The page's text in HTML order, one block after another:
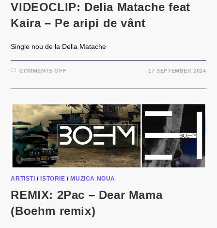
VIDEOCLIP: Delia Matache feat
Kaira – Pe aripi de vânt
Single nou de la Delia Matache
COMMENTS OFFON
MATACHE
–
PE
ARIPI
DE
VÂNT
17 SEPTEMBER 2014
ARTISTI / ISTORIE / MUZICA NOUA
REMIX: 2Pac – Dear Mama
(Boehm remix)